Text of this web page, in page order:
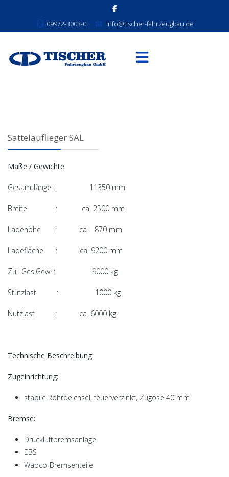
09972-3003-0 info@tischer-fahrzeugbau.de
Sattelauflieger SAL
Maße / Gewichte:
Gesamtlänge : 11350 mm
Breite : ca. 2500 mm
Ladehöhe : ca. 870 mm
Ladefläche : ca. 9200 mm
Zul. Ges.Gew. : 9000 kg
Stützlast : 1000 kg
Nutzlast : ca. 6000 kg
Technische Beschreibung:
Zugeinrichtung:
stabile Rohrdeichsel, feuerverzinkt, Zugöse 40 mm
Bremse:
Druckluftbremsanlage
EBS
Wabco-Bremsenteile